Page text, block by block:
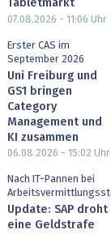
Signage
Tabletmarkt
07.08.2026 - 11:06 Uhr
Erster CAS im
September 2026
Uni Freiburg und
GS1 bringen
Category
Management und
KI zusammen
06.08.2026 - 15:02 Uhr
Nach IT-Pannen bei
Update: SAP droht
eine Geldstrafe